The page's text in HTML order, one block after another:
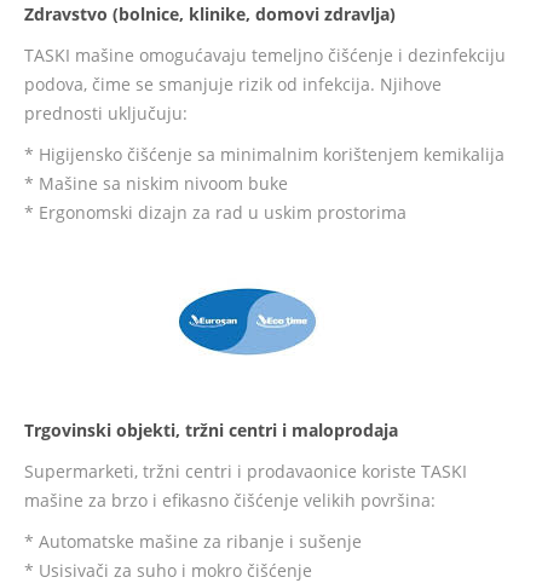
Zdravstvo (bolnice, klinike, domovi zdravlja)
TASKI mašine omogućavaju temeljno čišćenje i dezinfekciju
podova, čime se smanjuje rizik od infekcija. Njihove
prednosti uključuju:
* Higijensko čišćenje sa minimalnim korištenjem kemikalija
* Mašine sa niskim nivoom buke
* Ergonomski dizajn za rad u uskim prostorima
Trgovinski objekti, tržni centri i maloprodaja
Supermarketi, tržni centri i prodavaonice koriste TASKI
mašine za brzo i efikasno čišćenje velikih površina:
* Automatske mašine za ribanje i sušenje
* Usisivači za suho i mokro čišćenje